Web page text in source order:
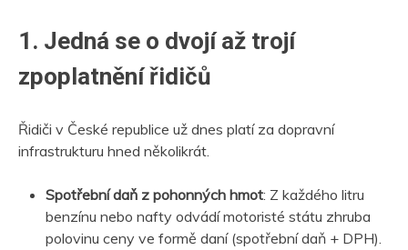
1. Jedná se o dvojí až trojí
zpoplatnění řidičů
Řidiči v České republice už dnes platí za dopravní
infrastrukturu hned několikrát.
Spotřební daň z pohonných hmot: Z každého litru
benzínu nebo nafty odvádí motoristé státu zhruba
polovinu ceny ve formě daní (spotřební daň + DPH).